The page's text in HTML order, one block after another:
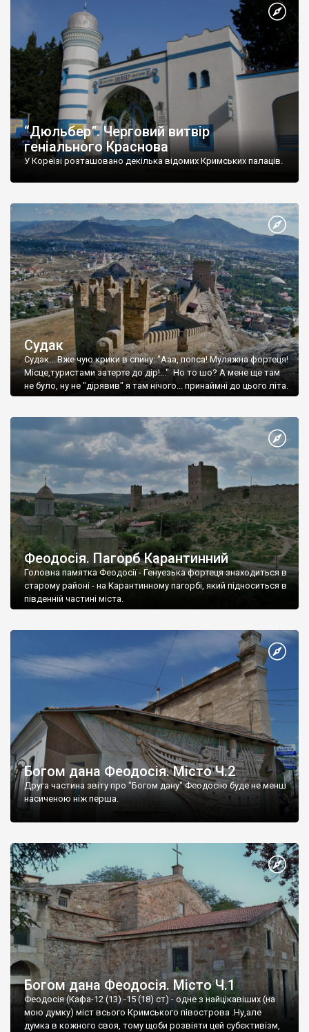
“Дюльбер”. Черговий витвір
геніального Краснова
У Кореїзі розташовано декілька відомих Кримських палаців.
Судак
Судак... Вже чую крики в спину: "Ааа, попса! Муляжна фортеця!
Місце,туристами затерте до дір!..." Но то шо? А мене ще там
не було, ну не "дірявив" я там нічого... принаймні до цього літа.
Феодосія. Пагорб Карантинний
Головна памятка Феодосії - Генуезька фортеця знаходиться в
старому районі - на Карантинному пагорбі, який підноситься в
південній частині міста.
Богом дана Феодосія. Місто Ч.2
Друга частина звіту про "Богом дану" Феодосію буде не менш
насиченою ніж перша.
Богом дана Феодосія. Місто Ч.1
Феодосія (Кафа-12 (13) -15 (18) ст) - одне з найцікавіших (на
мою думку) міст всього Кримського півострова .Ну,але
думка в кожного своя, тому щоби розвіяти цей субєктивізм,